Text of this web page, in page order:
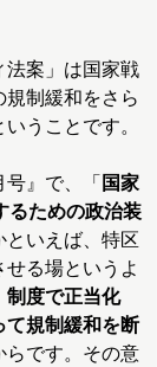
案」は国家戦
制緩和をさら
うことです。
』で、「 国家
るための政治装
といえば、特区
る場というよ
制度で正当化
て規制緩和を断
らです。その意